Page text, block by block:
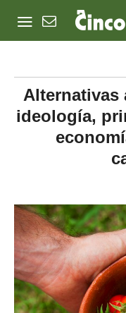
Alternativas
ideología,